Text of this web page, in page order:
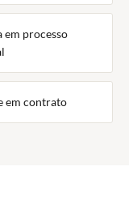
em processo
em contrato